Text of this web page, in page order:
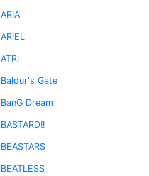
ARIA
ARIEL
ATRI
Baldur's Gate
BanG Dream
BASTARD!!
BEASTARS
BEATLESS